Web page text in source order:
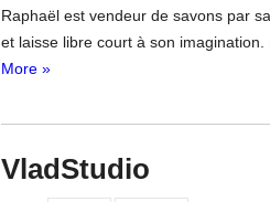
Raphaël est vendeur de savons par
et laisse libre court à son
More »
VladStudio